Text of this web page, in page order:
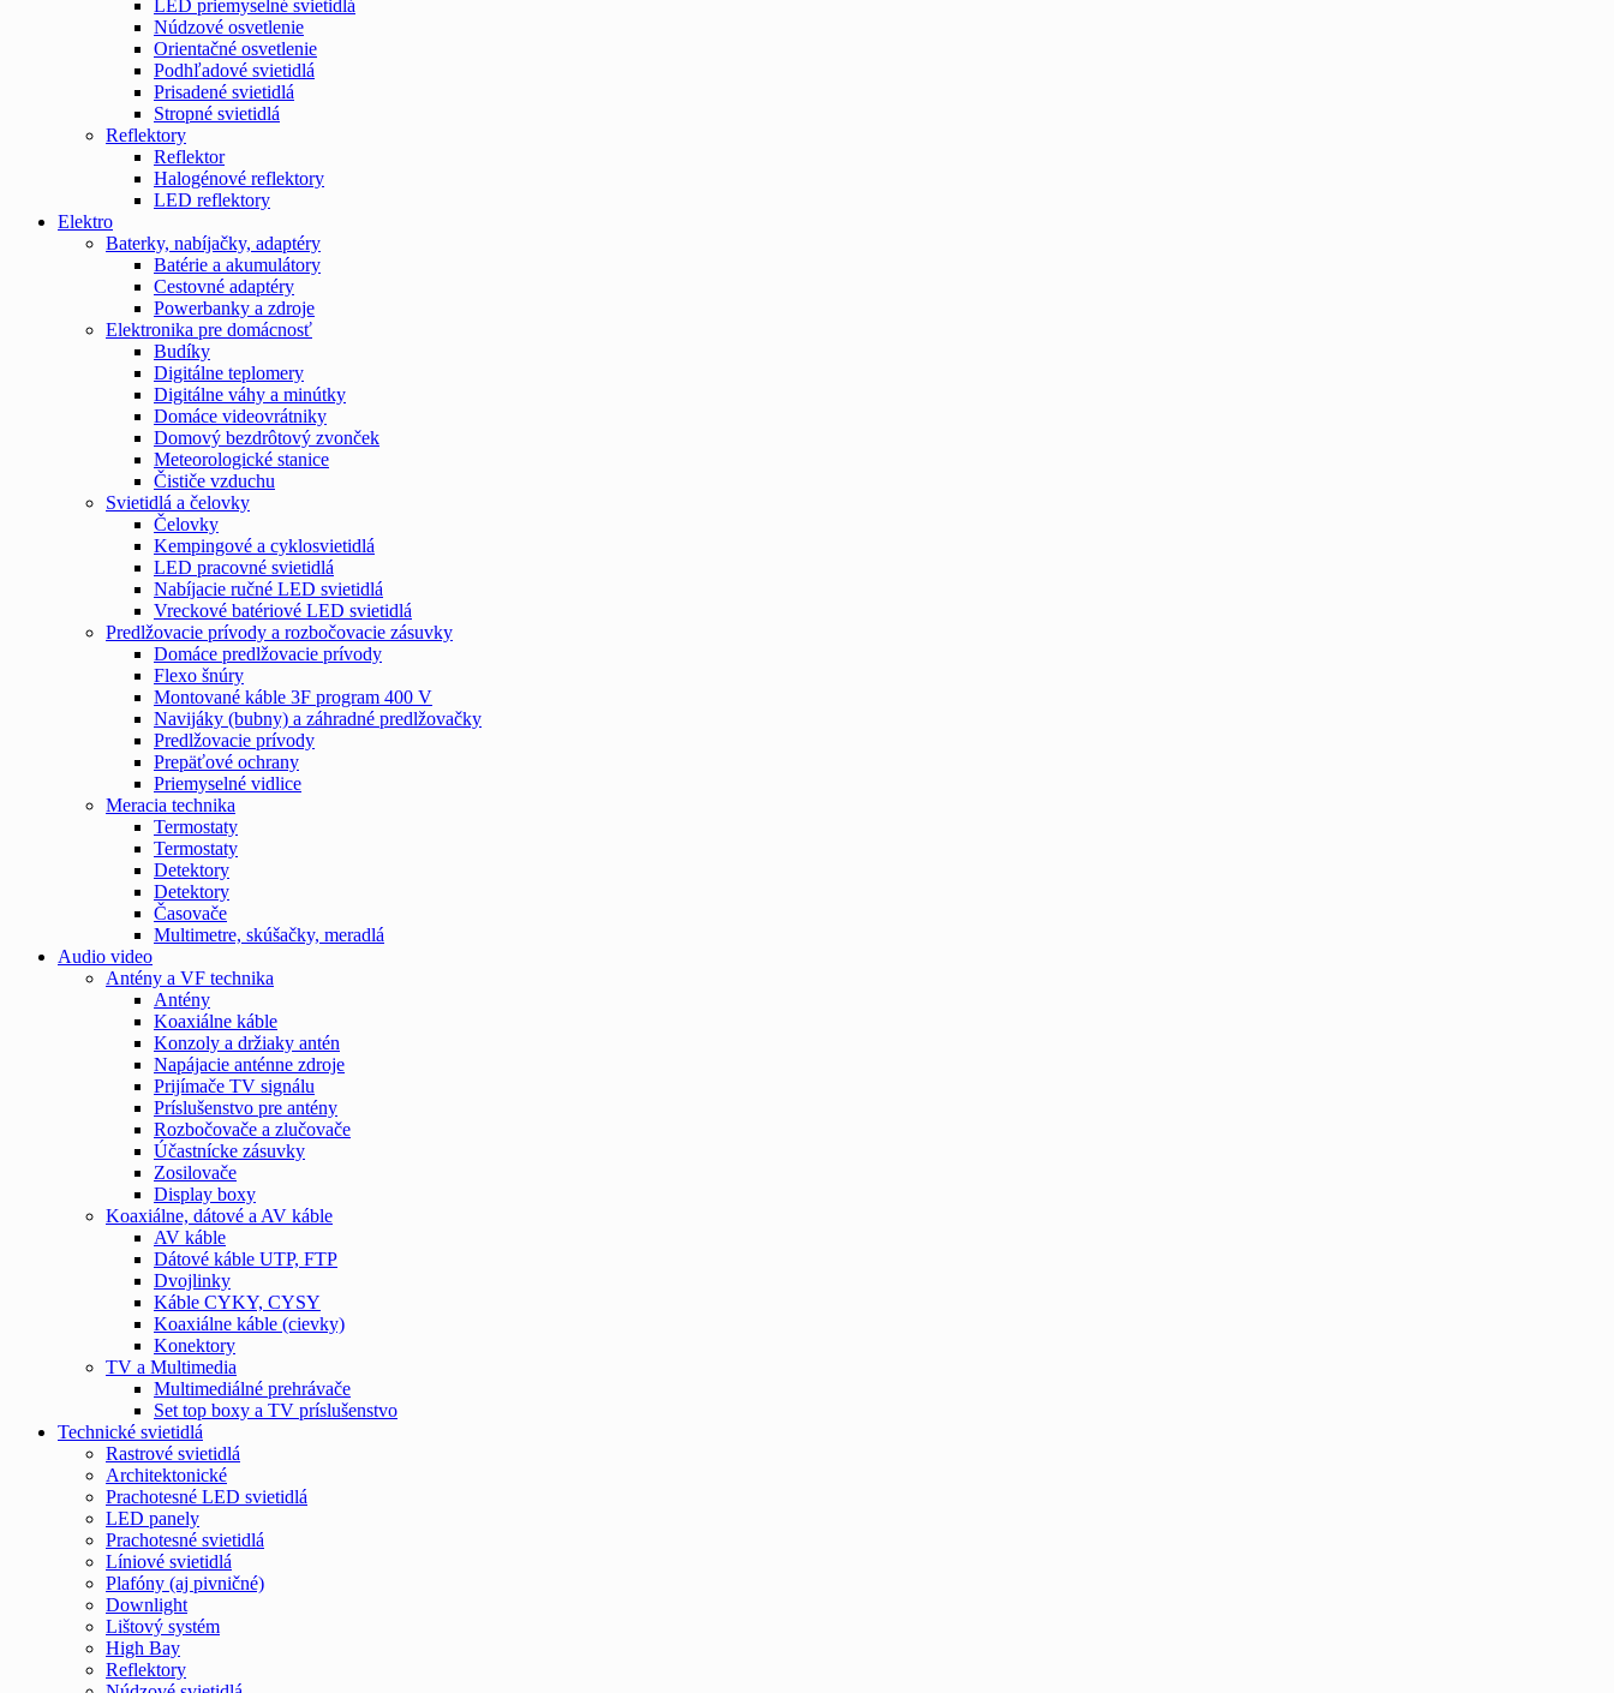
LED priemyselné svietidlá
Núdzové osvetlenie
Orientačné osvetlenie
Podhľadové svietidlá
Prisadené svietidlá
Stropné svietidlá
Reflektory
Reflektor
Halogénové reflektory
LED reflektory
Elektro
Baterky, nabíjačky, adaptéry
Batérie a akumulátory
Cestovné adaptéry
Powerbanky a zdroje
Elektronika pre domácnosť
Budíky
Digitálne teplomery
Digitálne váhy a minútky
Domáce videovrátniky
Domový bezdrôtový zvonček
Meteorologické stanice
Čističe vzduchu
Svietidlá a čelovky
Čelovky
Kempingové a cyklosvietidlá
LED pracovné svietidlá
Nabíjacie ručné LED svietidlá
Vreckové batériové LED svietidlá
Predlžovacie prívody a rozbočovacie zásuvky
Domáce predlžovacie prívody
Flexo šnúry
Montované káble 3F program 400 V
Navijáky (bubny) a záhradné predlžovačky
Predlžovacie prívody
Prepäťové ochrany
Priemyselné vidlice
Meracia technika
Termostaty
Termostaty
Detektory
Detektory
Časovače
Multimetre, skúšačky, meradlá
Audio video
Antény a VF technika
Antény
Koaxiálne káble
Konzoly a držiaky antén
Napájacie anténne zdroje
Prijímače TV signálu
Príslušenstvo pre antény
Rozbočovače a zlučovače
Účastnícke zásuvky
Zosilovače
Display boxy
Koaxiálne, dátové a AV káble
AV káble
Dátové káble UTP, FTP
Dvojlinky
Káble CYKY, CYSY
Koaxiálne káble (cievky)
Konektory
TV a Multimedia
Multimediálné prehrávače
Set top boxy a TV príslušenstvo
Technické svietidlá
Rastrové svietidlá
Architektonické
Prachotesné LED svietidlá
LED panely
Prachotesné svietidlá
Líniové svietidlá
Plafóny (aj pivničné)
Downlight
Lištový systém
High Bay
Reflektory